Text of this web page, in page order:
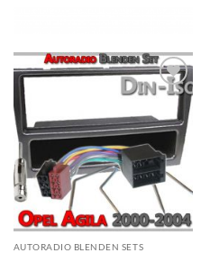
Zu
Wunschliste
hinzufügen
AUTORADIO BLENDEN SETS